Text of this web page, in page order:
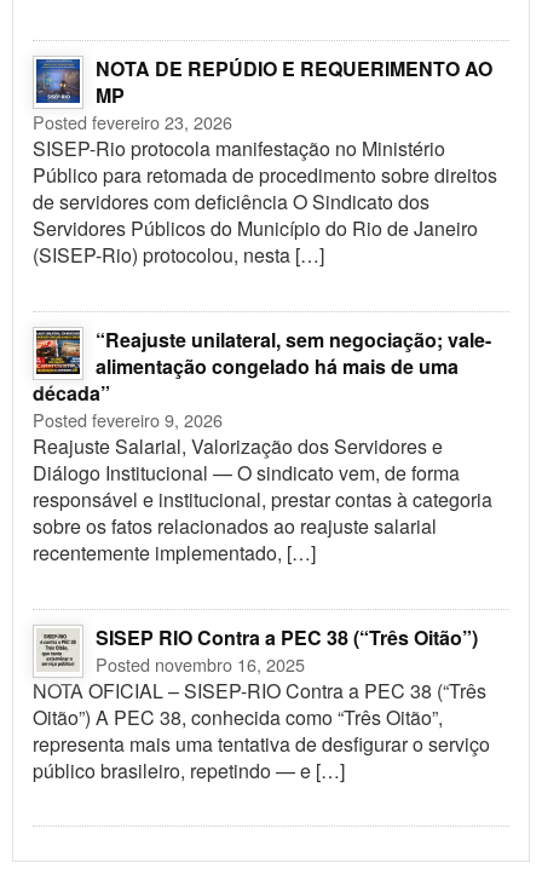
NOTA DE REPÚDIO E REQUERIMENTO AO
MP
Posted fevereiro 23, 2026
SISEP-Rio protocola manifestação no Ministério
Público para retomada de procedimento sobre direitos
de servidores com deficiência O Sindicato dos
Servidores Públicos do Município do Rio de Janeiro
(SISEP-Rio) protocolou, nesta […]
“Reajuste unilateral, sem negociação; vale-
alimentação congelado há mais de uma
década”
Posted fevereiro 9, 2026
Reajuste Salarial, Valorização dos Servidores e
Diálogo Institucional — O sindicato vem, de forma
responsável e institucional, prestar contas à categoria
sobre os fatos relacionados ao reajuste salarial
recentemente implementado, […]
SISEP RIO Contra a PEC 38 (“Três Oitão”)
Posted novembro 16, 2025
NOTA OFICIAL – SISEP-RIO Contra a PEC 38 (“Três
Oitão”) A PEC 38, conhecida como “Três Oitão”,
representa mais uma tentativa de desfigurar o serviço
público brasileiro, repetindo — e […]